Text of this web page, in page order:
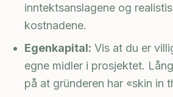
inntektsanslagene og
kostnadene.
Egenkapital: Vis at du er
egne midler i prosjektet.
på at gründeren har «skin in